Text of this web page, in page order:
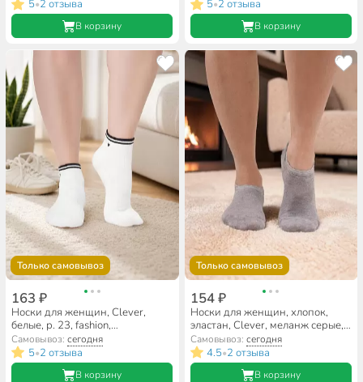
5•2 отзыва
В корзину
5•2 отзыва
В корзину
Только самовывоз
163 ₽
Носки для женщин, Clever,
белые, р. 23, fashion,
укороченные, Д5601
Самовывоз:сегодня
5•2 отзыва
В корзину
Только самовывоз
154 ₽
Носки для женщин, хлопок,
эластан, Clever, меланж серые,
р. 23, укороченные, сетка, S245
Самовывоз: сегодня
4.5•2 отзыва
В корзину